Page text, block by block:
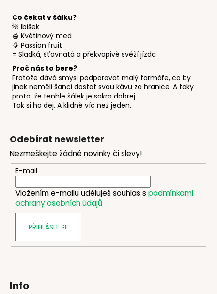
Co čekat v šálku?
🌺 Ibišek
🍯 Květinový med
🥭 Passion fruit
= Sladká, šťavnatá a překvapivě svěží jízda
Proč nás to bere?
Protože dává smysl podporovat malý farmáře, co by
jinak neměli šanci dostat svou kávu za hranice. A taky
proto, že tenhle šálek je sakra dobrej.
Tak si ho dej. A klidně víc než jeden.
Odebírat newsletter
Nezmeškejte žádné novinky či slevy!
E-mail
Vložením e-mailu uděluješ souhlas s podmínkami
ochrany osobních údajů
PŘIHLÁSIT SE
Info